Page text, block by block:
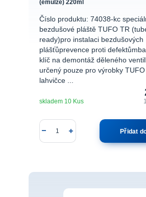
(emulze) 220ml
Číslo produktu: 74038-kc
bezdušové pláště TUFO TR
ready)pro instalaci bezdušových
plášťůprevence proti
klíč na demontáž děleného
určený pouze pro výrobky
lahvičce ...
skladem 10 Kus
Přidat